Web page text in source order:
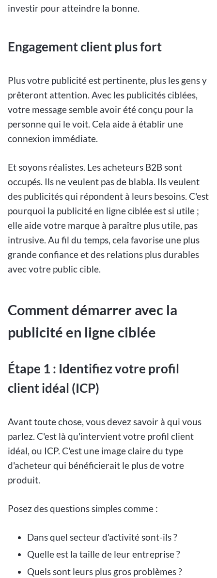
investir pour atteindre la bonne.
Engagement client plus fort
Plus votre publicité est pertinente, plus les gens y
prêteront attention. Avec les publicités ciblées,
votre message semble avoir été conçu pour la
personne qui le voit. Cela aide à établir une
connexion immédiate.
Et soyons réalistes. Les acheteurs B2B sont
occupés. Ils ne veulent pas de blabla. Ils veulent
des publicités qui répondent à leurs besoins. C'est
pourquoi la publicité en ligne ciblée est si utile ;
elle aide votre marque à paraître plus utile, pas
intrusive. Au fil du temps, cela favorise une plus
grande confiance et des relations plus durables
avec votre public cible.
Comment démarrer avec la
publicité en ligne ciblée
Étape 1 : Identifiez votre profil
client idéal (ICP)
Avant toute chose, vous devez savoir à qui vous
parlez. C'est là qu'intervient votre profil client
idéal, ou ICP. C'est une image claire du type
d'acheteur qui bénéficierait le plus de votre
produit.
Posez des questions simples comme :
Dans quel secteur d'activité sont-ils ?
Quelle est la taille de leur entreprise ?
Quels sont leurs plus gros problèmes ?